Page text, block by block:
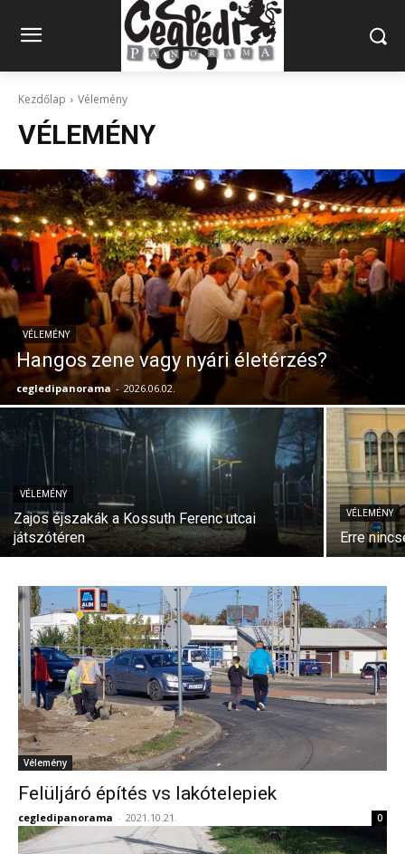
Kezdőlap Vélemény
VÉLEMÉNY
VÉLEMÉNY
Hangos zene vagy nyári életérzés?
cegledipanorama - 2026.06.02.
VÉLEMÉNY
Zajos éjszakák a Kossuth Ferenc utcai
játszótéren
VÉLEMÉNY
Erre
Vélemény
Felüljáró építés vs lakótelepiek
cegledipanorama - 2021.10.21. 0